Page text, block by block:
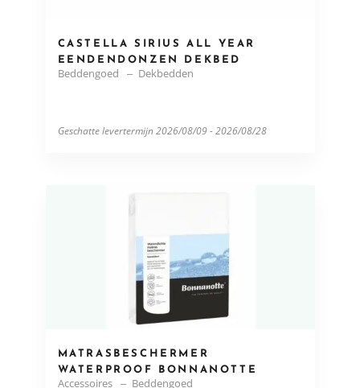
CASTELLA SIRIUS ALL YEAR
EENDENDONZEN DEKBED
Beddengoed Dekbedden
Geschatte levertermijn 2026/08/09 - 2026/08/28
MATRASBESCHERMER
WATERPROOF BONNANOTTE
Accessoires Beddengoed